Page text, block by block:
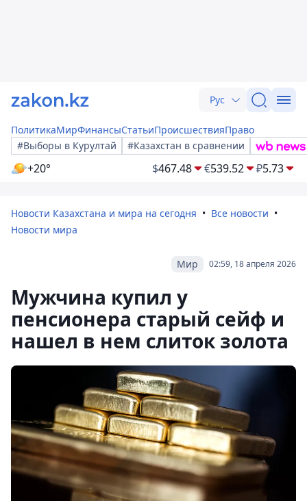
Рус
ПолитикаМирФинансыСтатьиПроисшествияПраво
#Выборы в Курултай
#Казахстан в сравнении
+20° $467.48 €539.52 ₽5.73
Новости Казахстана и мира на сегодня
Все новости
Новости мира
02:59, 18 апреля 2026
Мир
Мужчина купил у
пенсионера старый сейф и
нашел в нем слиток золота